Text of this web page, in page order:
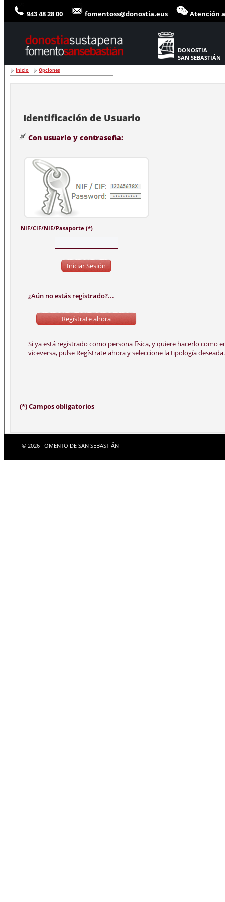
943 48 28 00 fomentoss@donostia.eus Atención
DONOSTIA
SAN SEBASTIÁN
Inicio Opciones
Con usuario y contraseña:
NIF/CIF/NIE/Pasaporte (*)
¿Aún no estás registrado?...
(*) Campos obligatorios
© 2026 FOMENTO DE SAN SEBASTIÁN